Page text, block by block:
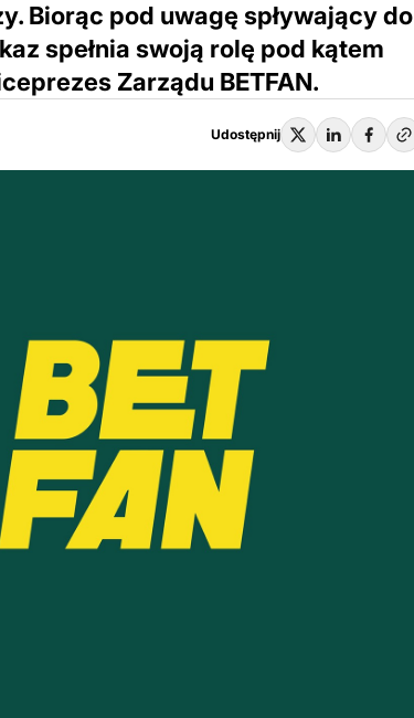
Biorąc pod uwagę spływający do
spełnia swoją rolę pod kątem
Zarządu BETFAN.
Udostępnij